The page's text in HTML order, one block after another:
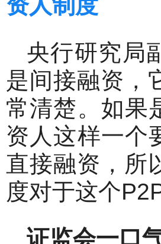
资人制度
央行研究局
是间接融资，
常清楚。如果
资人这样一个
直接融资，所
度对于这个
证监会一口